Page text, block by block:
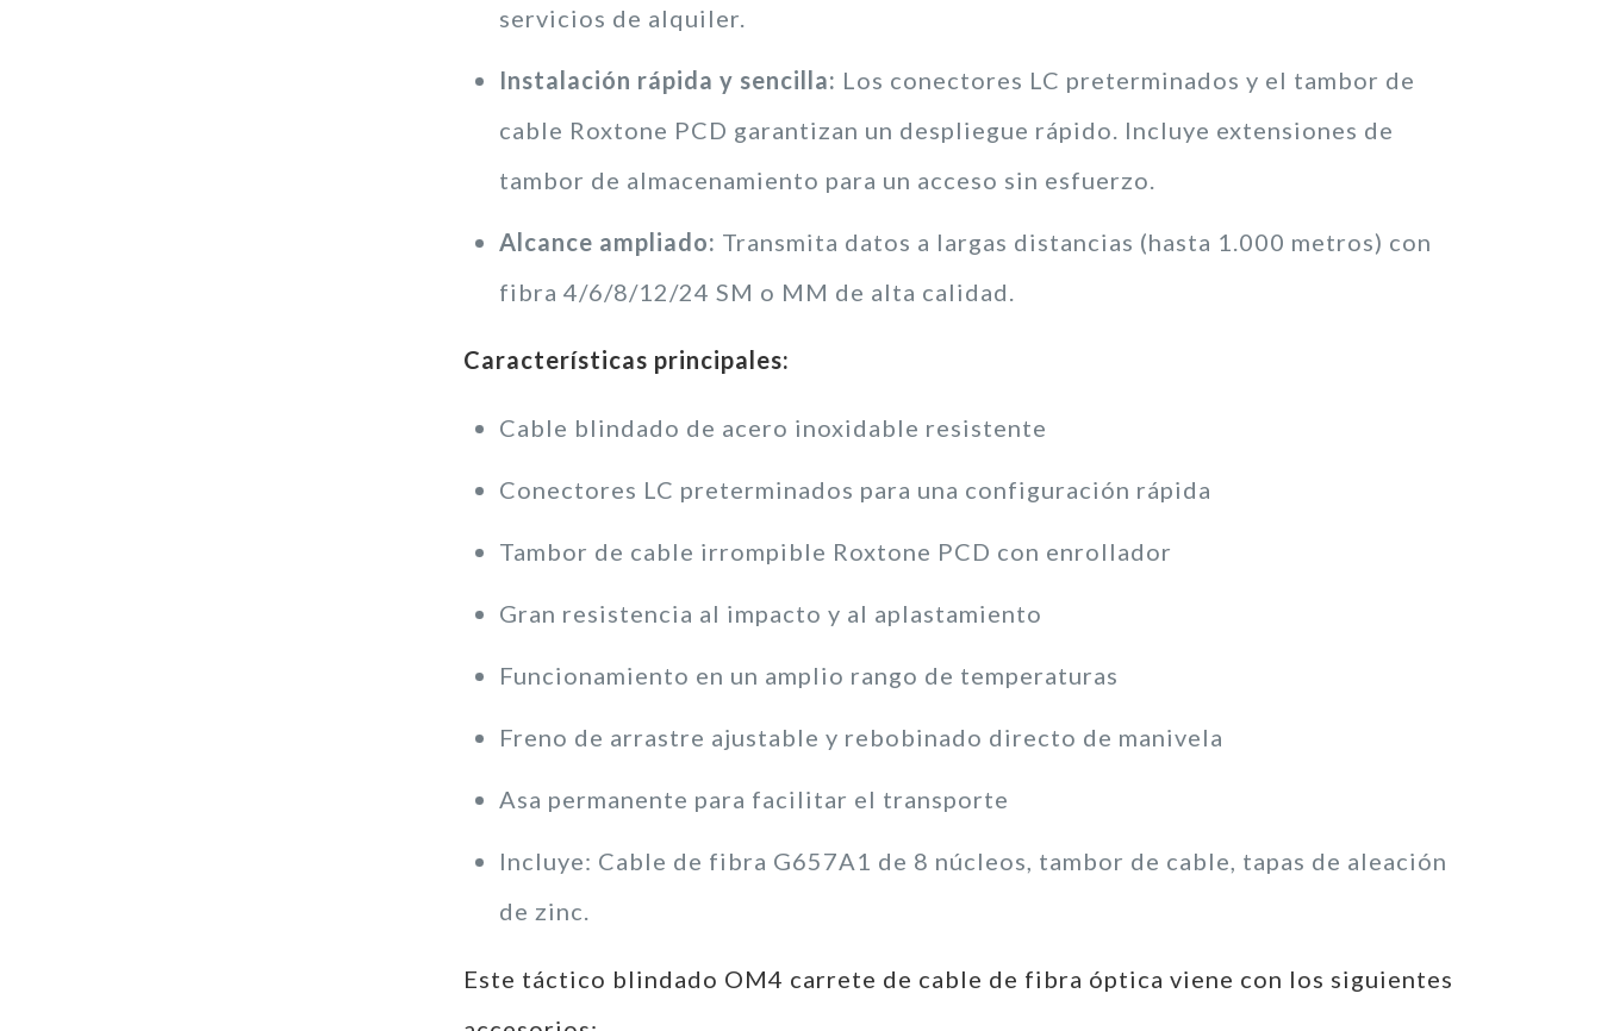
servicios de alquiler.
Instalación rápida y sencilla: Los conectores LC preterminados y el tambor de
cable Roxtone PCD garantizan un despliegue rápido. Incluye extensiones de
tambor de almacenamiento para un acceso sin esfuerzo.
Alcance ampliado: Transmita datos a largas distancias (hasta 1.000 metros) con
fibra 4/6/8/12/24 SM o MM de alta calidad.
Características principales:
Cable blindado de acero inoxidable resistente
Conectores LC preterminados para una configuración rápida
Tambor de cable irrompible Roxtone PCD con enrollador
Gran resistencia al impacto y al aplastamiento
Funcionamiento en un amplio rango de temperaturas
Freno de arrastre ajustable y rebobinado directo de manivela
Asa permanente para facilitar el transporte
Incluye: Cable de fibra G657A1 de 8 núcleos, tambor de cable, tapas de aleación
de zinc.
Este táctico blindado OM4 carrete de cable de fibra óptica viene con los siguientes